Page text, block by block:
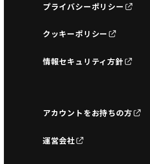
プライバシーポリシー
クッキーポリシー
情報セキュリティ方針
アカウントをお持ちの方
運営会社